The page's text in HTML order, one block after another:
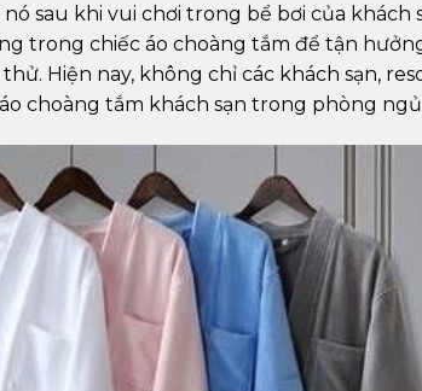
sau khi vui chơi trong bể bơi của khách
trong chiếc áo choàng tắm để tận
Hiện nay, không chỉ các khách sạn,
choàng tắm khách sạn trong phòng